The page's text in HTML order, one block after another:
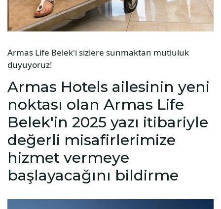
Armas Life Belek'i sizlere sunmaktan mutluluk
duyuyoruz!
Armas Hotels ailesinin yeni
noktası olan Armas Life
Belek'in 2025 yazı itibariyle
değerli misafirlerimize
hizmet vermeye
başlayacağını bildirme